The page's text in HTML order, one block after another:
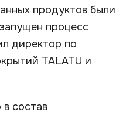
продуктов были
процесс
директор по
TALATU и
состав